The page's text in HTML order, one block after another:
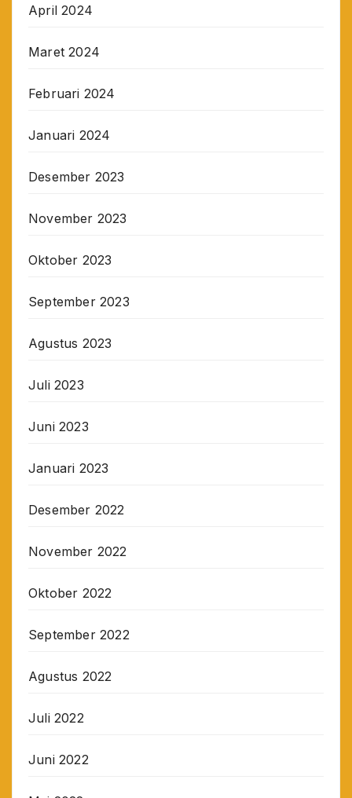
April 2024
Maret 2024
Februari 2024
Januari 2024
Desember 2023
November 2023
Oktober 2023
September 2023
Agustus 2023
Juli 2023
Juni 2023
Januari 2023
Desember 2022
November 2022
Oktober 2022
September 2022
Agustus 2022
Juli 2022
Juni 2022